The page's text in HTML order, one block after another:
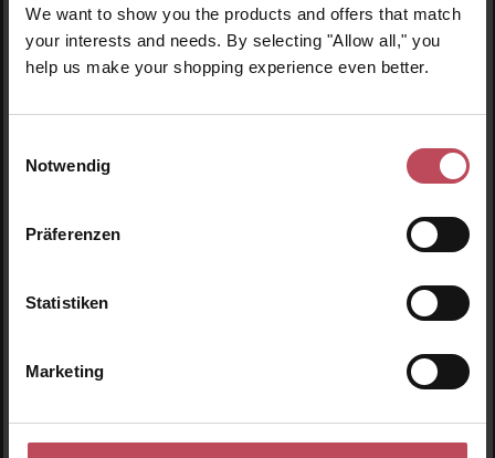
We want to show you the products and offers that match
your interests and needs. By selecting "Allow all," you
help us make your shopping experience even better.
Notwendig
Präferenzen
Statistiken
Marketing
dunkles Haar
217 ml(13,34 € / 100 ml)
Regulärer Preis:
28,95 €
Produkt Anzahl: Gib den gewünschten Wert ein
Schaum zu Pulver
Trockenshampoo
70 ml(35,64 € / 100 ml)
Regulärer Preis:
24,95 €
Produkt Anzahl: Gib